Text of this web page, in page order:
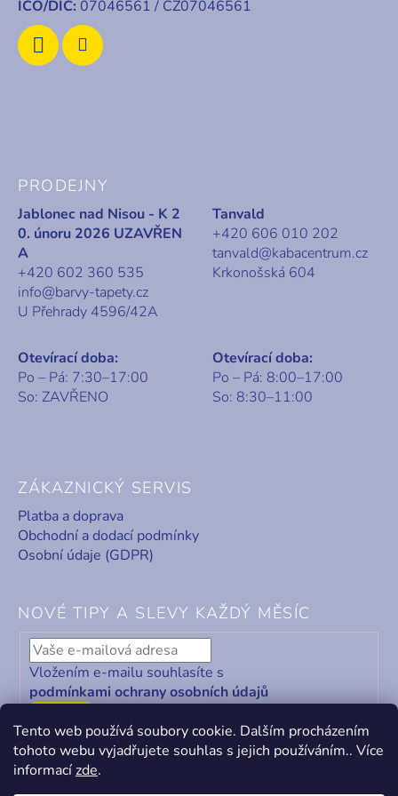
Tento web používá soubory cookie. Dalším procházením
tohoto webu vyjadřujete souhlas s jejich používáním.. Více
informacízde.
IČO/DIČ: 07046561 / CZ07046561
PRODEJNY
Jablonec nad Nisou - K 2
0. únoru 2026 UZAVŘEN
A
+420 602 360 535
info@barvy-tapety.cz
U Přehrady 4596/42A
Tanvald
+420 606 010 202
tanvald@kabacentrum.cz
Krkonošská 604
Otevírací doba:
Po – Pá: 7:30–17:00
So: ZAVŘENO
Otevírací doba:
Po – Pá: 8:00–17:00
So: 8:30–11:00
ZÁKAZNICKÝ SERVIS
Platba a doprava
Obchodní a dodací podmínky
Osobní údaje (GDPR)
NOVÉ TIPY A SLEVY KAŽDÝ MĚSÍC
Vložením e-mailu souhlasíte s
podmínkami ochrany osobních údajů
ODEBÍRAT